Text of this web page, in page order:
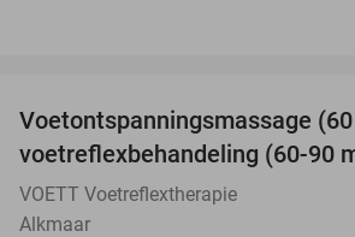
OUT
Voetontspanningsmassage
voetreflexbehandeling (60-90
VOETT Voetreflextherapie
Alkmaar